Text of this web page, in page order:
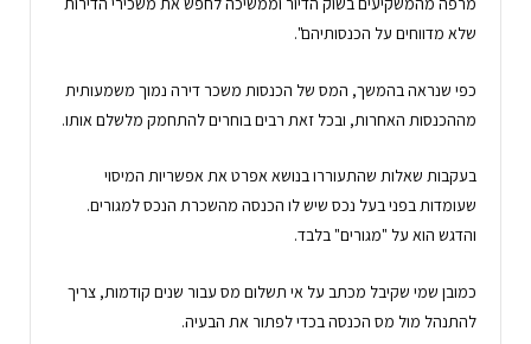
שלא מדווחים על הכנסותיהם".
כפי שנראה בהמשך, המס של הכנסות משכר דירה נמוך משמעותית
מההכנסות האחרות, ובכל זאת רבים בוחרים להתחמק מלשלם אותו.
בעקבות שאלות שהתעוררו בנושא אפרט את אפשריות המיסוי
שעומדות בפני בעל נכס שיש לו הכנסה מהשכרת הנכס למגורים.
והדגש הוא על "מגורים" בלבד.
כמובן שמי שקיבל מכתב על אי תשלום מס עבור שנים קודמות, צריך
להתנהל מול מס הכנסה בכדי לפתור את הבעיה.